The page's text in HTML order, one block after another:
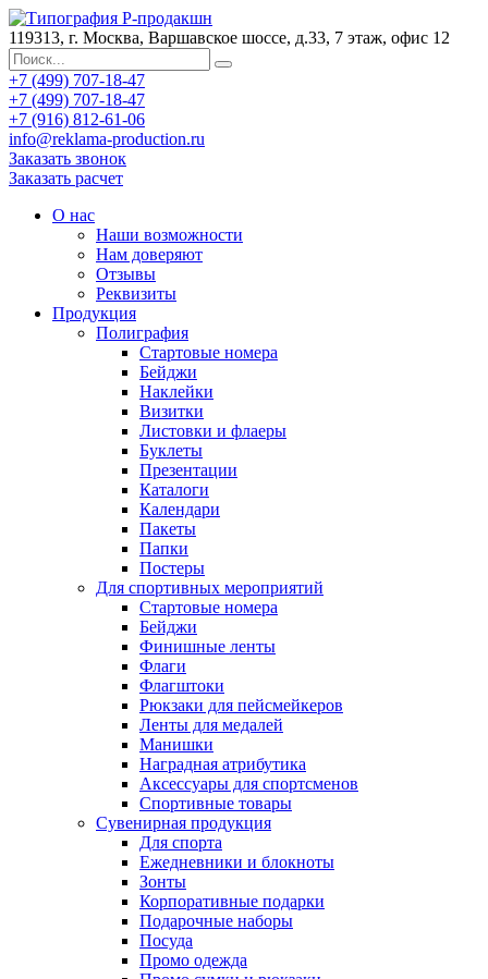
119313, г. Москва, Варшавское шоссе, д.33, 7 этаж, офис 12
+7 (499) 707-18-47
+7 (499) 707-18-47
+7 (916) 812-61-06
info@reklama-production.ru
Заказать звонок
Заказать расчет
О нас
Наши возможности
Нам доверяют
Отзывы
Реквизиты
Продукция
Полиграфия
Стартовые номера
Бейджи
Наклейки
Визитки
Листовки и флаеры
Буклеты
Презентации
Каталоги
Календари
Пакеты
Папки
Постеры
Для спортивных мероприятий
Стартовые номера
Бейджи
Финишные ленты
Флаги
Флагштоки
Рюкзаки для пейсмейкеров
Ленты для медалей
Манишки
Наградная атрибутика
Аксессуары для спортсменов
Спортивные товары
Сувенирная продукция
Для спорта
Ежедневники и блокноты
Зонты
Корпоративные подарки
Подарочные наборы
Посуда
Промо одежда